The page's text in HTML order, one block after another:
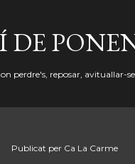
DE
perdre's, reposar, avituallar-
Publicat per Ca La Carme